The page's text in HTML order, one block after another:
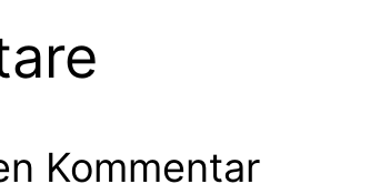
Kommentar